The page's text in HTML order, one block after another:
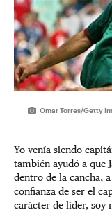
Omar Torres/Getty
Yo venía siendo
también ayudó a que
dentro de la cancha,
confianza de ser el
carácter de líder, soy